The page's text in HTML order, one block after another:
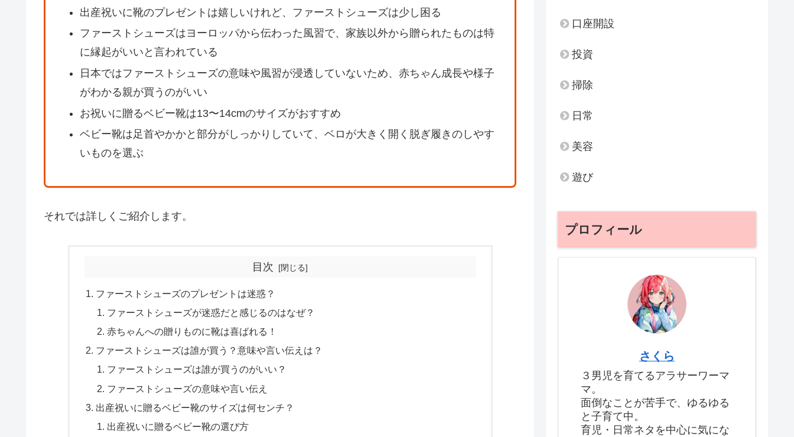
出産祝いに靴のプレゼントは嬉しいけれど、ファーストシューズは少し困る
ファーストシューズはヨーロッパから伝わった風習で、家族以外から贈られたものは特
に縁起がいいと言われている
日本ではファーストシューズの意味や風習が浸透していないため、赤ちゃん成長や様子
がわかる親が買うのがいい
お祝いに贈るベビー靴は13〜14cmのサイズがおすすめ
ベビー靴は足首やかかと部分がしっかりしていて、ベロが大きく開く脱ぎ履きのしやす
いものを選ぶ
それでは詳しくご紹介します。
目次
ファーストシューズのプレゼントは迷惑？
ファーストシューズが迷惑だと感じるのはなぜ？
赤ちゃんへの贈りものに靴は喜ばれる！
ファーストシューズは誰が買う？意味や言い伝えは？
ファーストシューズは誰が買うのがいい？
ファーストシューズの意味や言い伝え
出産祝いに贈るベビー靴のサイズは何センチ？
出産祝いに贈るベビー靴の選び方
口座開設
投資
掃除
日常
美容
遊び
プロフィール
さくら
３男児を育てるアラサーワーマ
マ。
面倒なことが苦手で、ゆるゆる
と子育て中。
育児・日常ネタを中心に気にな